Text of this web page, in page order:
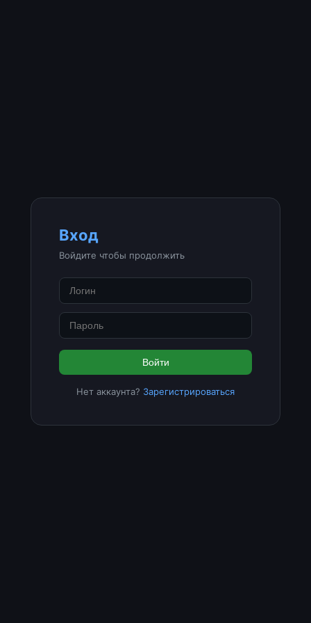
Вход
Войдите чтобы продолжить
Войти
Нет аккаунта? Зарегистрироваться